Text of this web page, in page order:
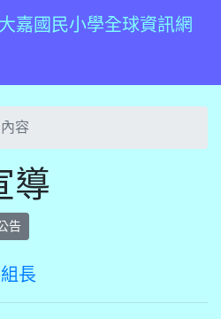
嘉國民小學全球資訊網
容
導
告
長